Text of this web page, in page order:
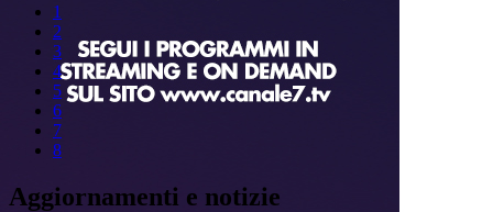
1
2
3
4
5
6
7
8
Aggiornamenti e notizie